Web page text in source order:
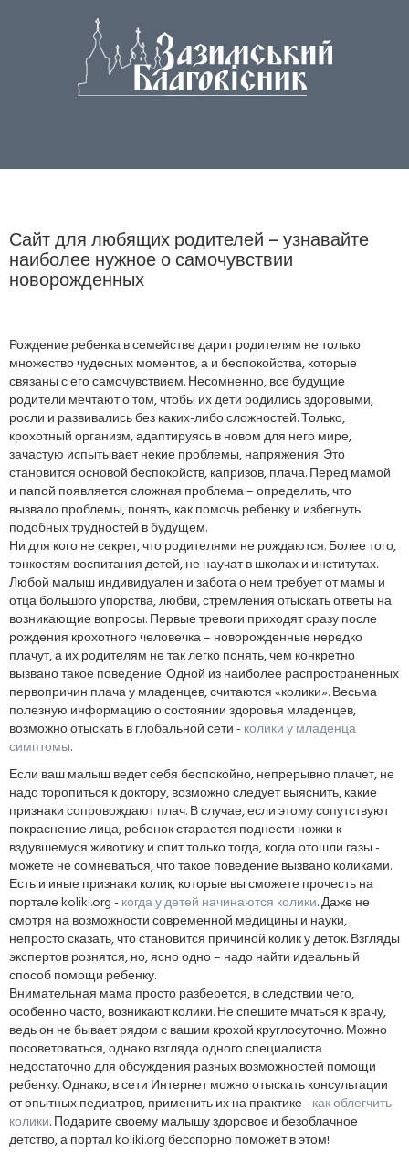
Сайт для любящих родителей – узнавайте
наиболее нужное о самочувствии
новорожденных
Рождение ребенка в семействе дарит родителям не только
множество чудесных моментов, а и беспокойства, которые
связаны с его самочувствием. Несомненно, все будущие
родители мечтают о том, чтобы их дети родились здоровыми,
росли и развивались без каких-либо сложностей. Только,
крохотный организм, адаптируясь в новом для него мире,
зачастую испытывает некие проблемы, напряжения. Это
становится основой беспокойств, капризов, плача. Перед мамой
и папой появляется сложная проблема – определить, что
вызвало проблемы, понять, как помочь ребенку и избегнуть
подобных трудностей в будущем.
Ни для кого не секрет, что родителями не рождаются. Более того,
тонкостям воспитания детей, не научат в школах и институтах.
Любой малыш индивидуален и забота о нем требует от мамы и
отца большого упорства, любви, стремления отыскать ответы на
возникающие вопросы. Первые тревоги приходят сразу после
рождения крохотного человечка – новорожденные нередко
плачут, а их родителям не так легко понять, чем конкретно
вызвано такое поведение. Одной из наиболее распространенных
первопричин плача у младенцев, считаются «колики». Весьма
полезную информацию о состоянии здоровья младенцев,
возможно отыскать в глобальной сети - колики у младенца
симптомы.
Если ваш малыш ведет себя беспокойно, непрерывно плачет, не
надо торопиться к доктору, возможно следует выяснить, какие
признаки сопровождают плач. В случае, если этому сопутствуют
покраснение лица, ребенок старается поднести ножки к
вздувшемуся животику и спит только тогда, когда отошли газы -
можете не сомневаться, что такое поведение вызвано коликами.
Есть и иные признаки колик, которые вы сможете прочесть на
портале koliki.org - когда у детей начинаются колики. Даже не
смотря на возможности современной медицины и науки,
непросто сказать, что становится причиной колик у деток. Взгляды
экспертов рознятся, но, ясно одно – надо найти идеальный
способ помощи ребенку.
Внимательная мама просто разберется, в следствии чего,
особенно часто, возникают колики. Не спешите мчаться к врачу,
ведь он не бывает рядом с вашим крохой круглосуточно. Можно
посоветоваться, однако взгляда одного специалиста
недостаточно для обсуждения разных возможностей помощи
ребенку. Однако, в сети Интернет можно отыскать консультации
от опытных педиатров, применить их на практике - как облегчить
колики. Подарите своему малышу здоровое и безоблачное
детство, а портал koliki.org бесспорно поможет в этом!